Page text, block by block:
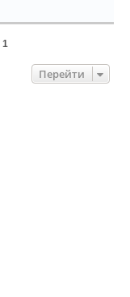
1
Перейти